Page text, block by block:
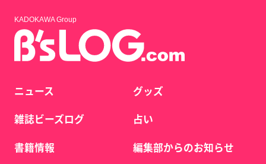
KADOKAWA Group
ニュース
雑誌ビーズログ
書籍情報
グッズ
占い
編集部からのお知らせ